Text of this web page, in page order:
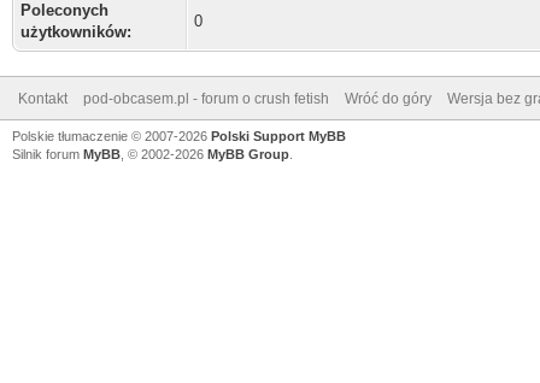
Poleconych
użytkowników:
0
Kontakt pod-obcasem.pl - forum o crush fetish Wróć do góry Wersja bez
Polskie tłumaczenie © 2007-2026 Polski Support MyBB
Silnik forum MyBB , © 2002-2026 MyBB Group